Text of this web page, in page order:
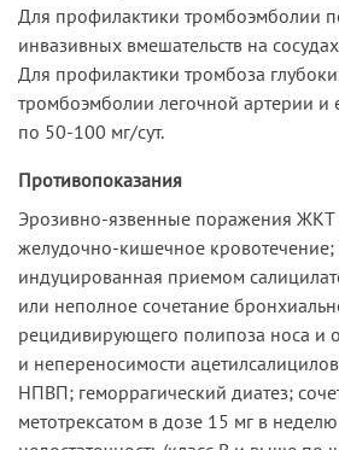
Для профилактики тромбоэмболии
инвазивных вмешательств на
Для профилактики тромбоза
тромбоэмболии легочной артерии и
по 50-100 мг/сут.
Противопоказания
Эрозивно-язвенные поражения ЖКТ
желудочно-кишечное кровотечение;
индуцированная приемом
или неполное сочетание
рецидивирующего полипоза носа и
и непереносимости
НПВП; геморрагический диатез;
метотрексатом в дозе 15 мг в